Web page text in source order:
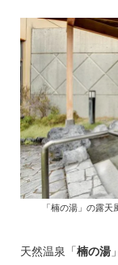
「楠の湯」の露
天然温泉「楠の湯